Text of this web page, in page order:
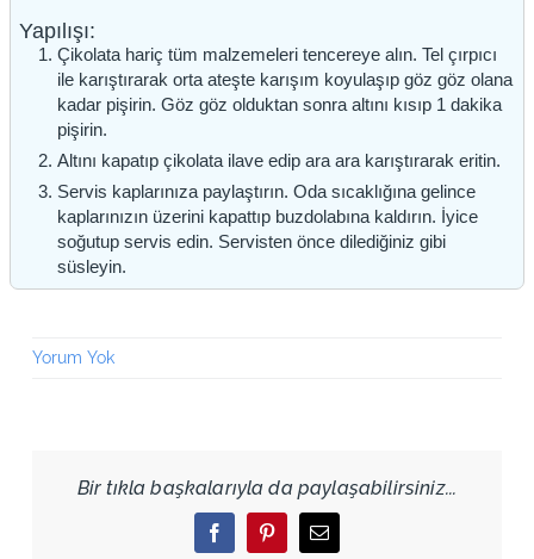
Yapılışı:
Çikolata hariç tüm malzemeleri tencereye alın. Tel çırpıcı
ile karıştırarak orta ateşte karışım koyulaşıp göz göz olana
kadar pişirin. Göz göz olduktan sonra altını kısıp 1 dakika
pişirin.
Altını kapatıp çikolata ilave edip ara ara karıştırarak eritin.
Servis kaplarınıza paylaştırın. Oda sıcaklığına gelince
kaplarınızın üzerini kapattıp buzdolabına kaldırın. İyice
soğutup servis edin. Servisten önce dilediğiniz gibi
süsleyin.
Yorum Yok
Bir tıkla başkalarıyla da paylaşabilirsiniz...
FacebookPinterestEmail